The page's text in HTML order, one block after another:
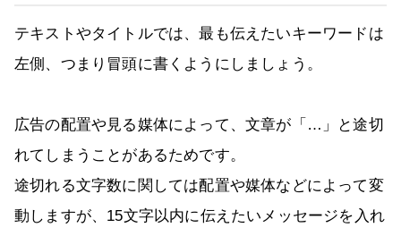
テキストやタイトルでは、最も伝えたいキーワードは
左側、つまり冒頭に書くようにしましょう。
広告の配置や見る媒体によって、文章が「…」と途切
れてしまうことがあるためです。
途切れる文字数に関しては配置や媒体などによって変
動しますが、15文字以内に伝えたいメッセージを入れ